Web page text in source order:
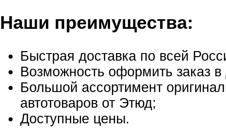
Наши преимущества:
Быстрая доставка по всей
Возможность оформить заказ в
Большой ассортимент
автотоваров от Этюд;
Доступные цены.